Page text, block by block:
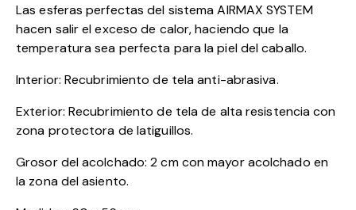
Las esferas perfectas del sistema AIRMAX SYSTEM
hacen salir el exceso de calor, haciendo que la
temperatura sea perfecta para la piel del caballo.
Interior: Recubrimiento de tela anti-abrasiva.
Exterior: Recubrimiento de tela de alta resistencia con
zona protectora de latiguillos.
Grosor del acolchado: 2 cm con mayor acolchado en
la zona del asiento.